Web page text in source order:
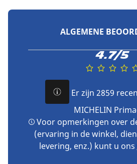
ALGEMENE
4.7/5
Er zijn 2859
MICHELIN
Voor opmerkingen over
(ervaring in de winkel,
levering, enz.) kunt u ons